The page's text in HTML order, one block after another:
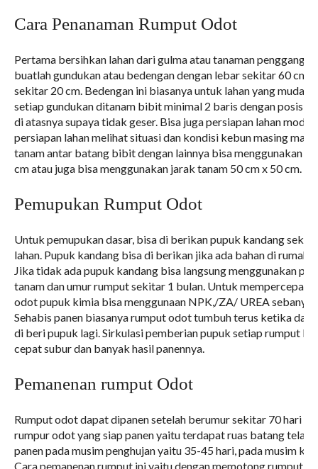
Cara Penanaman Rumput Odot
Pertama bersihkan lahan dari gulma atau tanaman
buatlah gundukan atau bedengan dengan lebar sekitar 60 cm
sekitar 20 cm. Bedengan ini biasanya untuk lahan yang mudah
setiap gundukan ditanam bibit minimal 2 baris dengan posisi
di atasnya supaya tidak geser. Bisa juga persiapan lahan model
persiapan lahan melihat situasi dan kondisi kebun masing
tanam antar batang bibit dengan lainnya bisa menggunakan
cm atau juga bisa menggunakan jarak tanam 50 cm x 50 cm.
Pemupukan Rumput Odot
Untuk pemupukan dasar, bisa di berikan pupuk kandang
lahan. Pupuk kandang bisa di berikan jika ada bahan di rumah
Jika tidak ada pupuk kandang bisa langsung menggunakan
tanam dan umur rumput sekitar 1 bulan. Untuk mempercepat
odot pupuk kimia bisa menggunaan NPK,/ZA/ UREA
Sehabis panen biasanya rumput odot tumbuh terus ketika
di beri pupuk lagi. Sirkulasi pemberian pupuk setiap rumput
cepat subur dan banyak hasil panennya.
Pemanenan rumput Odot
Rumput odot dapat dipanen setelah berumur sekitar 70 hari
rumpur odot yang siap panen yaitu terdapat ruas batang telah
panen pada musim penghujan yaitu 35-45 hari, pada musim
Cara pemanenan rumput ini yaitu dengan memotong rumput